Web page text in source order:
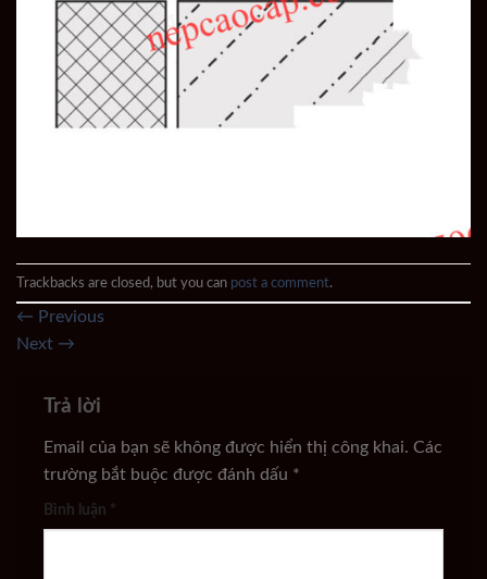
Trackbacks are closed, but you can post a comment.
← Previous
Next →
Trả lời
Email của bạn sẽ không được hiển thị công khai. Các
trường bắt buộc được đánh dấu *
Bình luận *